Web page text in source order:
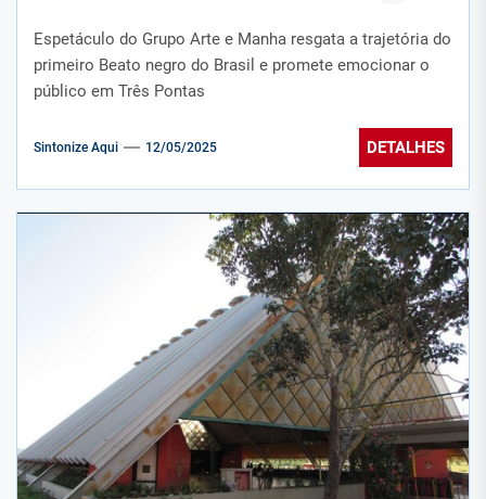
Espetáculo do Grupo Arte e Manha resgata a trajetória do
primeiro Beato negro do Brasil e promete emocionar o
público em Três Pontas
Sintonize Aqui 12/05/2025 DETALHES